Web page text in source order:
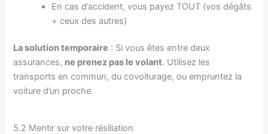
En cas d’accident, vous payez TOUT (vos dégâts
+ ceux des autres)
La solution temporaire : Si vous êtes entre deux
assurances, ne prenez pas le volant. Utilisez les
transports en commun, du covoiturage, ou empruntez la
voiture d’un proche.
5.2 Mentir sur votre résiliation